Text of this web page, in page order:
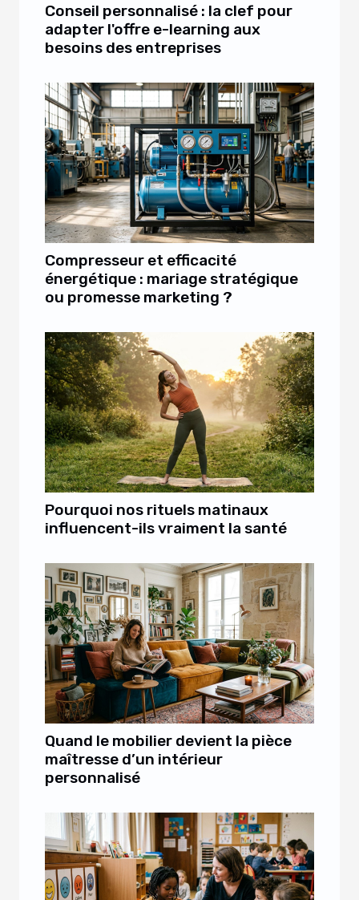
Conseil personnalisé : la clef pour
adapter l'offre e-learning aux
besoins des entreprises
Compresseur et efficacité
énergétique : mariage stratégique
ou promesse marketing ?
Pourquoi nos rituels matinaux
influencent-ils vraiment la santé
Quand le mobilier devient la pièce
maîtresse d’un intérieur
personnalisé